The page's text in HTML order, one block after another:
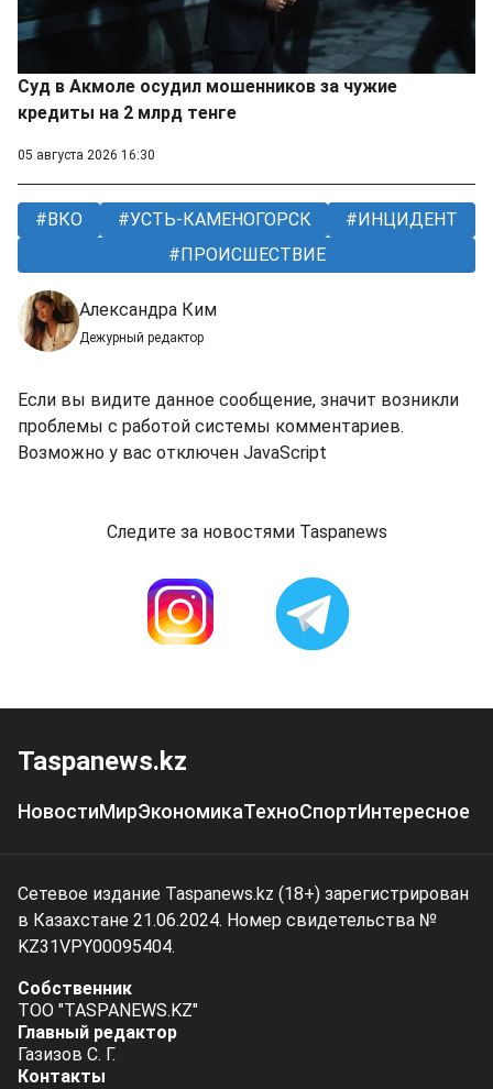
Суд в Акмоле осудил мошенников за чужие
кредиты на 2 млрд тенге
05 августа 2026 16:30
ВКО УСТЬ-КАМЕНОГОРСК
ИНЦИДЕНТ
ПРОИСШЕСТВИЕ
Александра Ким
Дежурный редактор
Если вы видите данное сообщение, значит возникли
проблемы с работой системы комментариев.
Возможно у вас отключен JavaScript
Следите за новостями Taspanews
Taspanews.kz
НовостиМирЭкономикаТехноСпортИнтересное
Сетевое издание Taspanews.kz (18+) зарегистрирован
в Казахстане 21.06.2024. Номер свидетельства №
KZ31VPY00095404.
Собственник
ТОО "TASPANEWS.KZ"
Главный редактор
Газизов С. Г.
Контакты